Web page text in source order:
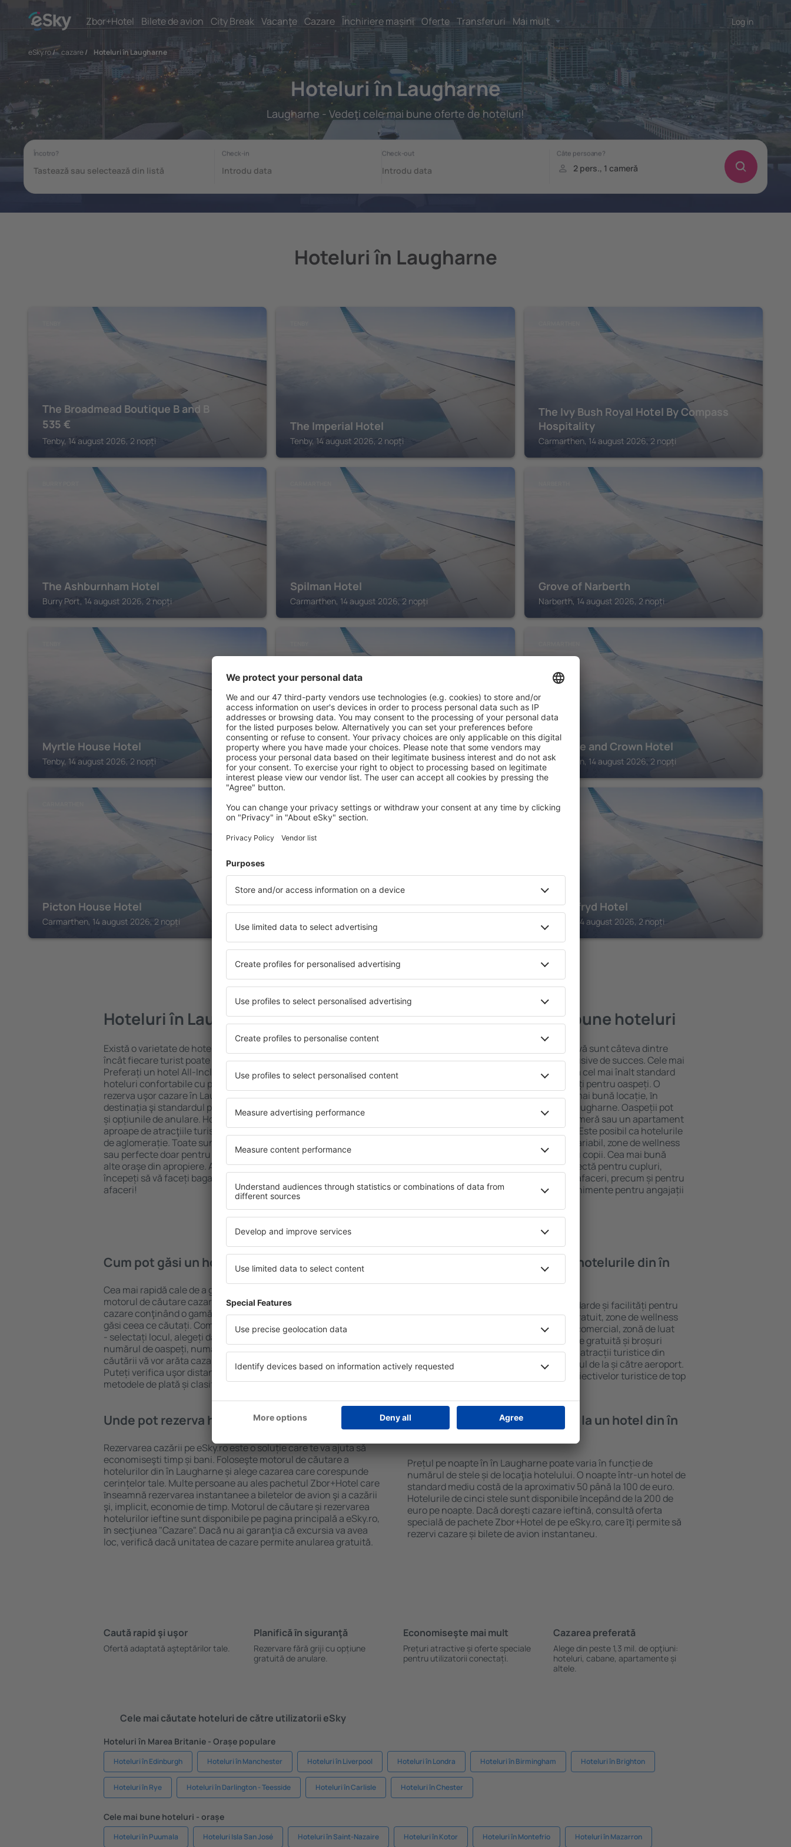
Zbor+Hotel Bilete de avion City Break Vacanţe Cazare Închiriere mașini Oferte Transferuri Mai mult Log in
eSky.ro/ cazare/ Hoteluri în Laugharne
Hoteluri în Laugharne
Laugharne - Vedeţi cele mai bune oferte de hoteluri!
Hoteluri în Laugharne
The Broadmead Boutique B and B
535 €
Tenby, 14 august 2026, 2 nopți
The Imperial Hotel
Tenby, 14 august 2026, 2 nopți
The Ivy Bush Royal Hotel By Compass
Hospitality
Carmarthen, 14 august 2026, 2 nopți
The Ashburnham Hotel
Burry Port, 14 august 2026, 2 nopți
Spilman Hotel
Carmarthen, 14 august 2026, 2 nopți
Grove of Narberth
Narberth, 14 august 2026, 2 nopți
Myrtle House Hotel
Tenby, 14 august 2026, 2 nopți
The Belgrave Hotel Tenby
Tenby, 14 august 2026, 2 nopți
The Rose and Crown Hotel
Carmarthen, 14 august 2026, 2 nopți
Picton House Hotel
Carmarthen, 14 august 2026, 2 nopți
SAUNDERSFOOT
Harbour Stays - Ocean Square
Saundersfoot, 14 august 2026, 2 nopți
NARBERTH
Plas Hyfryd Hotel
Narberth, 14 august 2026, 2 nopți
Vedeți mai multe hoteluri în Laugharne
Hoteluri în Laugharne
Există o varietate de hoteluri disponibile în Laugharne, astfel
încât fiecare turist poate găsi cazare potrivită nevoilor sale.
Preferați un hotel All-Inclusive cu standarde ȋnalte sau preferați
hoteluri confortabile cu preţuri mici? Cu ajutorul nostru puteți
rezerva uşor cazare în Laugharne} pentru orice buget! Selectați
destinația şi standardul pentru hotel, verificați metodele de plată
și opțiunile de anulare. Hotelurile în Laugharne sunt situate atât
aproape de atracţiile turistice populare, cât și puțin mai departe
de aglomerație. Toate sunt disponibile pentru o vacanță lungă
sau perfecte doar pentru o noapte atunci când doriţi să vizitaţi şi
alte oraşe din apropiere. Alegeți hotelul care vi se potriveşte și
începeți să vă faceți bagajele pentru o vacanţă sau călătorie de
afaceri!
Laugharne – cele mai bune hoteluri
O varietate de servicii și o locație atractivă sunt câteva dintre
elementele cheie ale unui hotel All-Inclusive de succes. Cele mai
bune hoteluri din Laugharne garantează cel mai înalt standard
pentru servicii și o gamă largă de facilități pentru oaspeți. O
cazare cu standarde ridicate oferă cea mai bună locație, ȋn
apropiere de principalele distracţii din Laugharne. Oaspeții pot
folosi parcarea gratuită și pot alege o cameră sau un apartament
care să corespundă perfect nevoilor lor. Este posibil ca hotelurile
cu standarde ȋnalte să ofere un meniu variabil, zone de wellness
precum spa și fitness, și activități pentru copii. Cea mai bună
cazare în Laugharne este o alegere perfectă pentru cupluri,
familii și persoane aflate în călătorie de afaceri, precum și pentru
companii care doresc să organizeze evenimente pentru angajații
Cum pot găsi un hotel în Laugharne?
Cea mai rapidă cale de a găsi un hotel în Laugharne este folosind
motorul de căutare cazare eSky. Baza mare de date cu locuri de
cazare conţinând o gamă largă de opţiuni este o garanție că veți
găsi ceea ce căutați. Completați câmpurile motorului de căutare
- selectați locul, alegeți data de check-in și check-out, adăugați
numărul de oaspeți, numărul de camere şi gata! Rezultatele
căutării vă vor arăta cazarea disponibilă ȋn perioada selectată.
Puteți verifica uşor distanța de la hotel ȋn centrul orașului,
metodele de plată și clasificarea hotelului.
Ce fel de facilităţi voi găsi ȋn hotelurile din în
Hotelurile în Laugharne au diferite standarde și facilități pentru
oaspeți. Cele mai frecvente sunt Wi-Fi gratuit, zone de wellness
cu SPA, mini bar/seif în cameră, centru comercial, zonă de luat
masa, zonă de joacă pentru copii, parcare gratuită și broșuri
informative despre cele mai interesante atracții turistice din
zonă. Unele proprietăți includ și transferul de la și către aeroport.
Uneori, acestea încurajează vizitarea obiectivelor turistice de top
Unde pot rezerva hoteluri ȋn în Laugharne?
Rezervarea cazării pe eSky.ro este o soluție care te va ajuta să
economiseşti timp și bani. Foloseşte motorul de căutare a
hotelurilor din în Laugharne și alege cazarea care corespunde
cerințelor tale. Multe persoane au ales pachetul Zbor+Hotel care
ȋnseamnă rezervarea instantanee a biletelor de avion şi a cazării
şi, implicit, economie de timp. Motorul de căutare și rezervarea
hotelurilor ieftine sunt disponibile pe pagina principală a eSky.ro,
ȋn secţiunea "Cazare". Dacă nu ai garanţia că excursia va avea
loc, verifică dacă unitatea de cazare permite anularea gratuită.
Cât costă o noapte de cazare la un hotel din în
Prețul pe noapte în în Laugharne poate varia în funcție de
numărul de stele și de locaţia hotelului. O noapte într-un hotel de
standard mediu costă de la aproximativ 50 până la 100 de euro.
Hotelurile de cinci stele sunt disponibile ȋncepând de la 200 de
euro pe noapte. Dacă doreşti cazare ieftină, consultă oferta
specială de pachete Zbor+Hotel de pe eSky.ro, care ȋţi permite să
rezervi cazare și bilete de avion instantaneu.
Caută rapid şi uşor
Ofertă adaptată aşteptărilor tale.
Planifică ȋn siguranţă
Rezervare fără griji cu opțiune
gratuită de anulare.
Economiseşte mai mult
Prețuri atractive și oferte speciale
pentru utilizatorii conectați.
Cazarea preferată
Alege din peste 1,3 mil. de opţiuni:
hoteluri, cabane, apartamente și
altele.
Cele mai căutate hoteluri de către utilizatorii eSky
Hoteluri în Marea Britanie - Orașe populare
Hoteluri în Edinburgh Hoteluri în Manchester Hoteluri în Liverpool Hoteluri în Londra Hoteluri în Birmingham Hoteluri în Brighton
Hoteluri în Rye Hoteluri în Darlington - Teesside Hoteluri în Carlisle Hoteluri în Chester
Cele mai bune hoteluri - orașe
Hoteluri în Puumala Hoteluri Isla San José Hoteluri în Saint-Nazaire Hoteluri în Kotor Hoteluri în Montefrio Hoteluri în Mazarron